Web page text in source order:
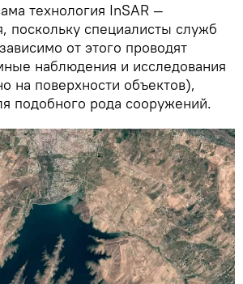
технология InSAR —
поскольку специалисты служб
от этого проводят
наблюдения и исследования
на поверхности объектов),
подобного рода сооружений.